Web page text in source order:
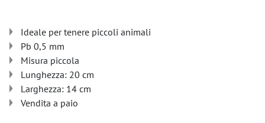
Ideale per tenere piccoli animali
Pb 0,5 mm
Misura piccola
Lunghezza: 20 cm
Larghezza: 14 cm
Vendita a paio